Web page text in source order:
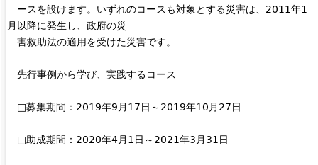
ースを設けます。いずれのコースも対象とする災害は、2011年1
月以降に発生し、政府の災
害救助法の適用を受けた災害です。
先行事例から学び、実践するコース
□募集期間：2019年9月17日～2019年10月27日
□助成期間：2020年4月1日～2021年3月31日